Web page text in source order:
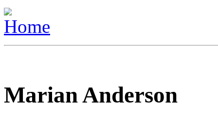
Marian Anderson